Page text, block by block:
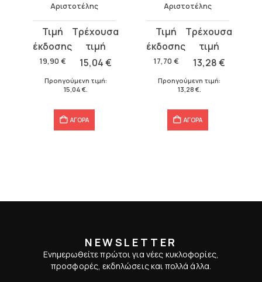
Αριστοτέλης
19,90 €
Original
price
was:
15,04€
τρέχουσα
τιμή
15,04 €.
Προηγούμενη τιμή:
15,04 €
ΑΓΟΡΑ
Αριστοτέλης
17,70 €
Original
price
was:
13,28€
τρέχουσα
τιμή
13,28 €.
Προηγούμενη τιμή:
13,28 €.
ΑΓΟΡΑ
NEWSLETTER
Ενημερωθείτε πρώτοι για νέες κυκλοφορίες,
προσφορές, εκδηλώσεις και πολλά άλλα.